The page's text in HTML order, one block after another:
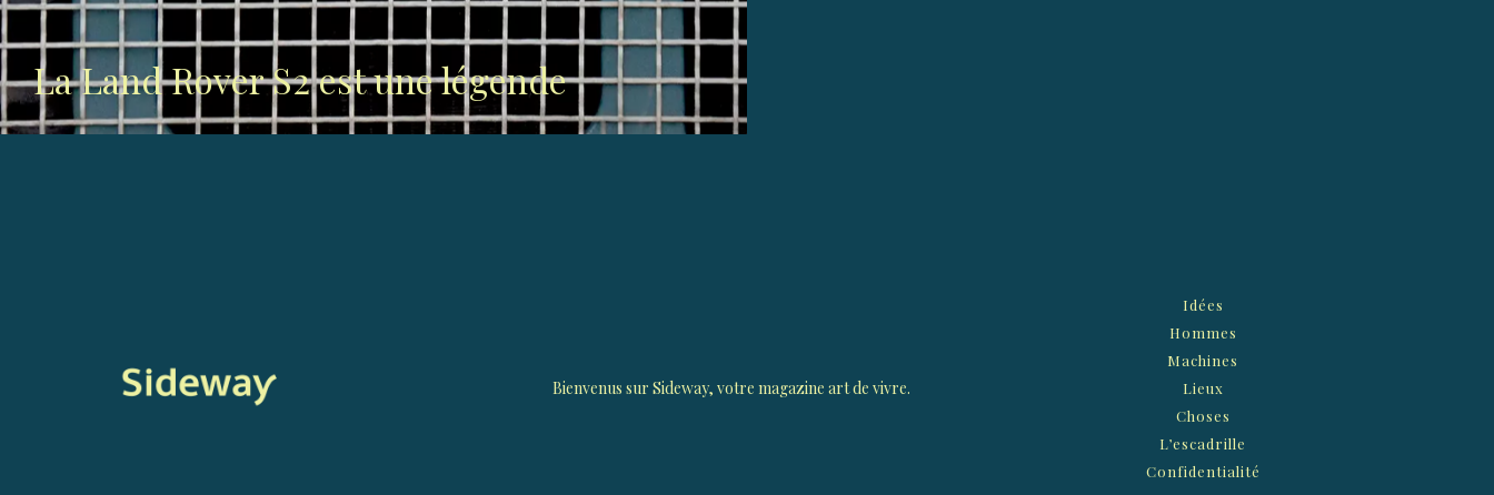
La Land Rover S2 est une légende
Bienvenus sur Sideway, votre magazine art de vivre.
Idées
Hommes
Machines
Lieux
Choses
L’escadrille
Confidentialité